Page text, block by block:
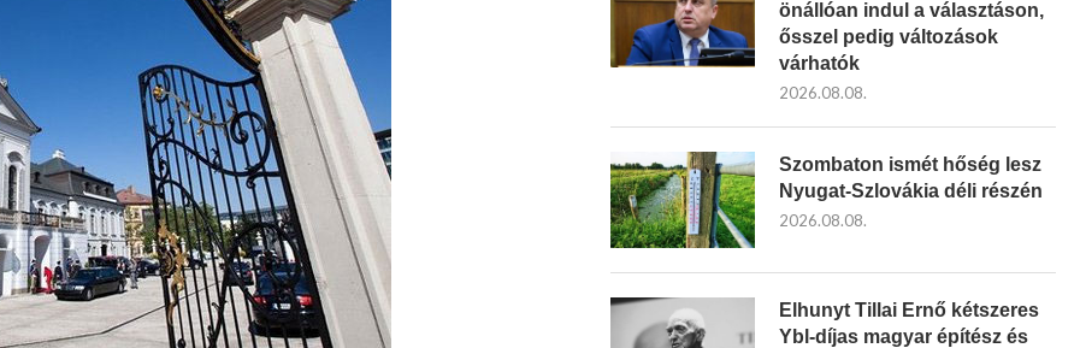
önállóan indul a választáson,
ősszel pedig változások
várhatók
2026.08.08.
Szombaton ismét hőség lesz
Nyugat-Szlovákia déli részén
2026.08.08.
Elhunyt Tillai Ernő kétszeres
Ybl-díjas magyar építész és